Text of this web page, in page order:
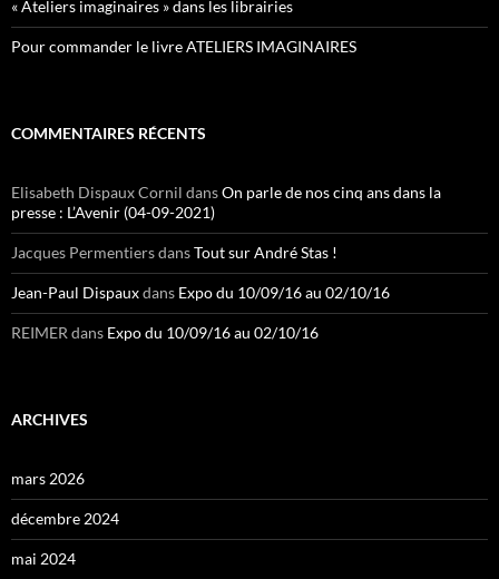
« Ateliers imaginaires » dans les librairies
Pour commander le livre ATELIERS IMAGINAIRES
COMMENTAIRES RÉCENTS
Elisabeth Dispaux Cornil dansOn parle de nos cinq ans dans la
presse : L’Avenir (04-09-2021)
Jacques PermentiersdansTout sur André Stas !
Jean-Paul Dispauxdans Expo du 10/09/16 au 02/10/16
REIMER dans Expo du 10/09/16 au 02/10/16
ARCHIVES
mars 2026
décembre 2024
mai 2024